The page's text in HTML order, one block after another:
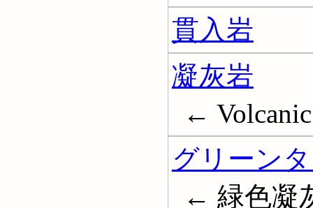
貫入岩
凝灰岩
←
グリーン
← 緑色凝